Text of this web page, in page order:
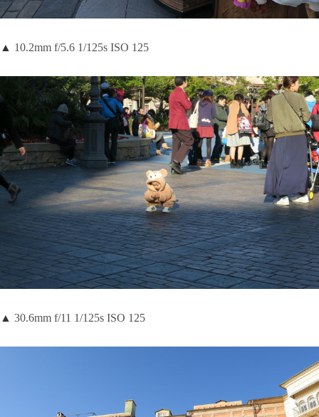
▲ 10.2mm f/5.6 1/125s ISO 125
▲ 30.6mm f/11 1/125s ISO 125